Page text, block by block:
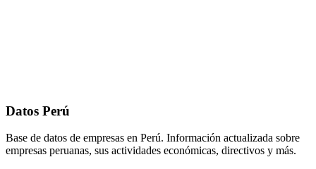
Datos Perú
Base de datos de empresas en Perú. Información actualizada sobre
empresas peruanas, sus actividades económicas, directivos y más.